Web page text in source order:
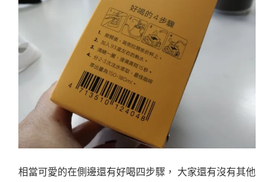
相當可愛的在側邊還有好喝四步驟， 大家還有沒有其他